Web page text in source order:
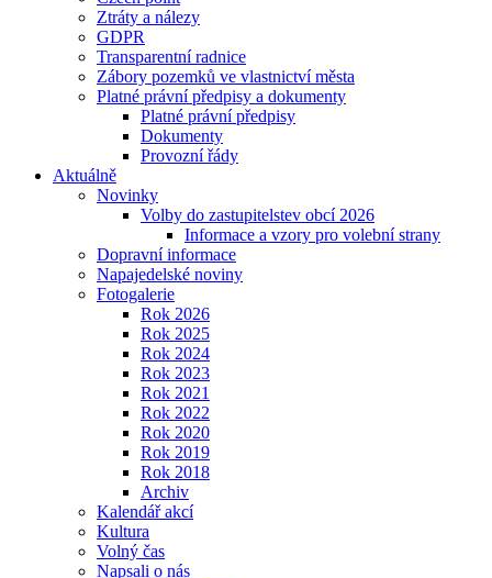
Ztráty a nálezy
GDPR
Transparentní radnice
Zábory pozemků ve vlastnictví města
Platné právní předpisy a dokumenty
Platné právní předpisy
Dokumenty
Provozní řády
Aktuálně
Novinky
Volby do zastupitelstev obcí 2026
Informace a vzory pro volební strany
Dopravní informace
Napajedelské noviny
Fotogalerie
Rok 2026
Rok 2025
Rok 2024
Rok 2023
Rok 2021
Rok 2022
Rok 2020
Rok 2019
Rok 2018
Archiv
Kalendář akcí
Kultura
Volný čas
Napsali o nás